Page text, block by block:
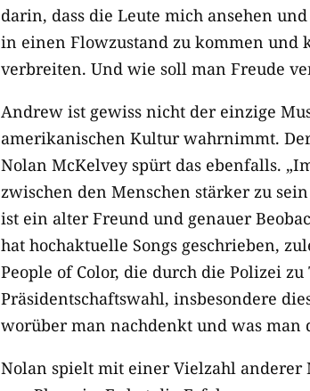
darin, dass die Leute mich ansehen
in einen Flowzustand zu kommen und
verbreiten. Und wie soll man Freude
Andrew ist gewiss nicht der einzige
amerikanischen Kultur wahrnimmt.
Nolan McKelvey spürt das ebenfalls.
zwischen den Menschen stärker zu
ist ein alter Freund und genauer
hat hochaktuelle Songs geschrieben,
People of Color, die durch die Polizei
Präsidentschaftswahl, insbesondere
worüber man nachdenkt und was man
Nolan spielt mit einer Vielzahl anderer